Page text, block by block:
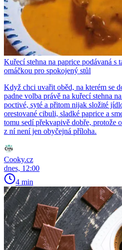
Kuřecí stehna na paprice podávaná s
omáčkou pro spokojený stůl
Když chci uvařit oběd, na kterém se
padne volba právě na kuřecí stehna
poctivé, syté a přitom nijak složité
orestované cibuli, sladké paprice a
tomu sedí překvapivě dobře, protože
z ní není jen obyčejná příloha.
Cooky.cz
dnes, 12:00
4 min